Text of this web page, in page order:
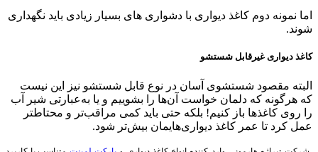
اما نمونه دوم کاغذ دیواری با دشواری های بسیار زیادی باید نگهداری
شوند.
کاغذ دیواری غیرقابل شستشو
البته مقصود شستشوی آسان در نوع قابل شستشو نیز این نیست
که هرگونه که دلمان خواست آن‌ها را بشوییم و یا به‌عبارتی شیر آب
را روی کاغذها باز کنیم! بلکه حتی باید کمی مراقب‌تر و محتاطتر
عمل کرد تا عمر کاغذ دیواری‌هایمان بیش‌تر شود.